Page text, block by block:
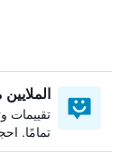
تقييمات
تمامًا.